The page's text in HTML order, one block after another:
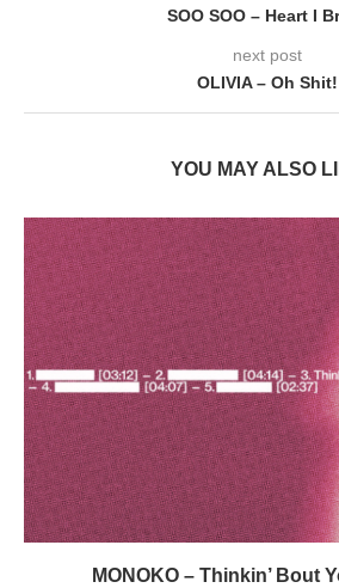
SOO SOO – Heart I
next post
OLIVIA – Oh Shit!
YOU MAY ALSO
MONOKO – Thinkin’ Bout